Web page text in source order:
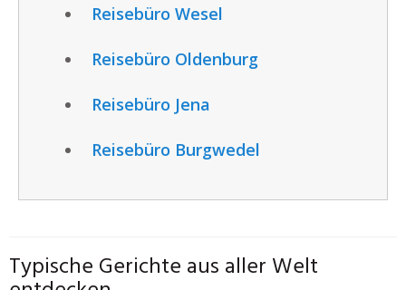
Reisebüro Wesel
Reisebüro Oldenburg
Reisebüro Jena
Reisebüro Burgwedel
Typische Gerichte aus aller Welt